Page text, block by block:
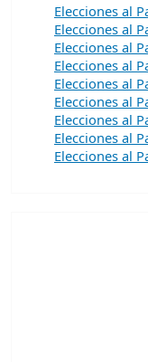
Elecciones al
Elecciones al
Elecciones al
Elecciones al
Elecciones al
Elecciones al
Elecciones al
Elecciones al
Elecciones al